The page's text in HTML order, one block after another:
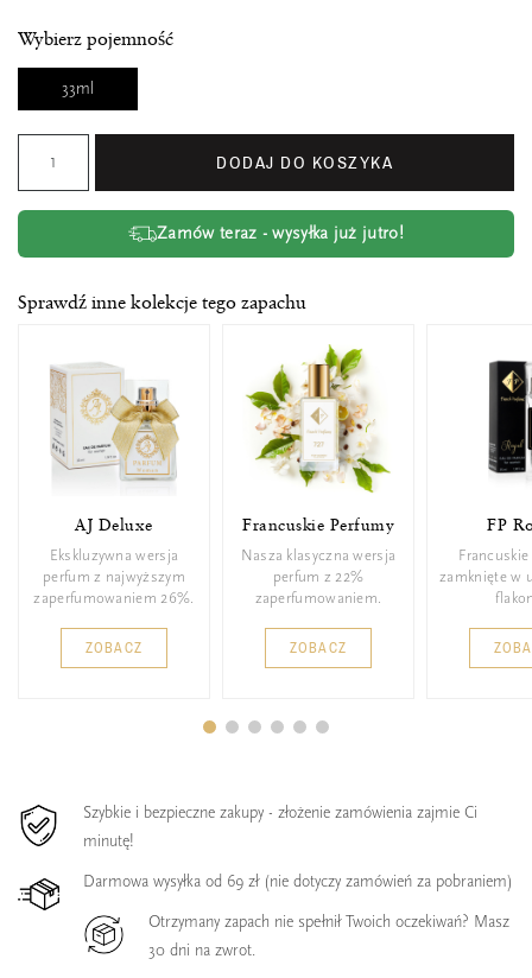
Wybierz pojemność
33ml
DODAJ DO KOSZYKA
Zamów teraz - wysyłka już jutro!
Sprawdź inne kolekcje tego zapachu
AJ Deluxe
Ekskluzywna wersja
perfum z najwyższym
zaperfumowaniem 26%.
ZOBACZ
Francuskie Perfumy
Nasza klasyczna wersja
perfum z 22%
zaperfumowaniem.
ZOBACZ
FP
zamknięte w
Szybkie i bezpieczne zakupy - złożenie zamówienia zajmie Ci
minutę!
Darmowa wysyłka od 69 zł (nie dotyczy zamówień za pobraniem)
Otrzymany zapach nie spełnił Twoich oczekiwań? Masz
30 dni na zwrot.